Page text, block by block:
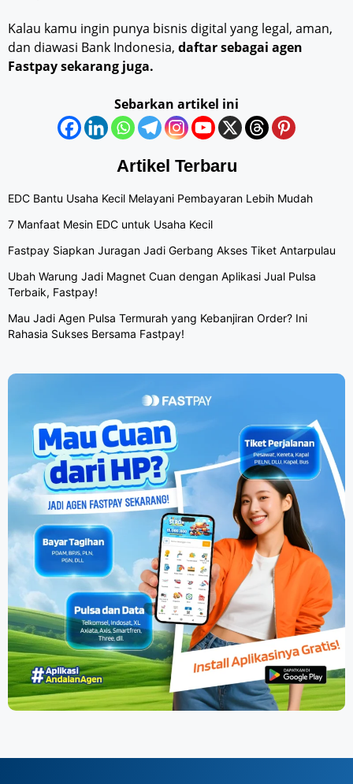
Kalau kamu ingin punya bisnis digital yang legal, aman,
dan diawasi Bank Indonesia, daftar sebagai agen
Fastpay sekarang juga.
Sebarkan artikel ini
Artikel Terbaru
EDC Bantu Usaha Kecil Melayani Pembayaran Lebih Mudah
7 Manfaat Mesin EDC untuk Usaha Kecil
Fastpay Siapkan Juragan Jadi Gerbang Akses Tiket Antarpulau
Ubah Warung Jadi Magnet Cuan dengan Aplikasi Jual Pulsa
Terbaik, Fastpay!
Mau Jadi Agen Pulsa Termurah yang Kebanjiran Order? Ini
Rahasia Sukses Bersama Fastpay!